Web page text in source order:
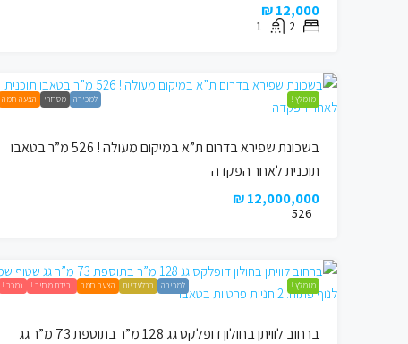
12,000 ₪
2
1
מומלץ ! למכירה מסחרי הצעה חמה
בשכונת שפירא בדרום ת”א במיקום מעולה ! 526 מ”ר בטאבו
תוכנית לאחר הפקדה
12,000,000 ₪
526
מומלץ ! למכירה בבלעדיות הצעה חמה ירידת מחיר ! נמכר !
ברחוב לוויתן בחולון דופלקס גג 128 מ”ר בתוספת 73 מ”ר גג